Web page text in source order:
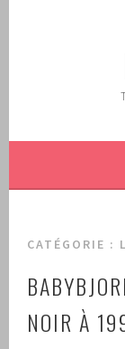
CATÉGORIE :
NOIR À